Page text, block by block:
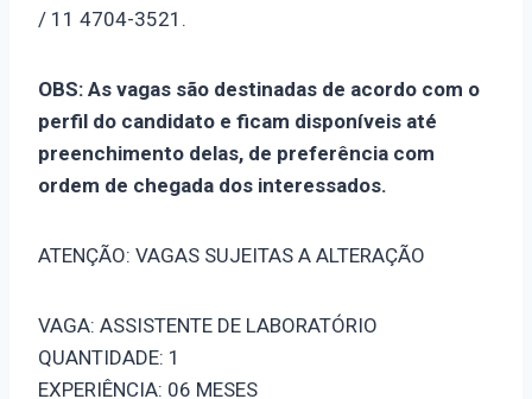
/ 11 4704-3521.
OBS: As vagas são destinadas de acordo com o
perfil do candidato e ficam disponíveis até
preenchimento delas, de preferência com
ordem de chegada dos interessados.
ATENÇÃO: VAGAS SUJEITAS A ALTERAÇÃO
VAGA: ASSISTENTE DE LABORATÓRIO
QUANTIDADE: 1
EXPERIÊNCIA: 06 MESES